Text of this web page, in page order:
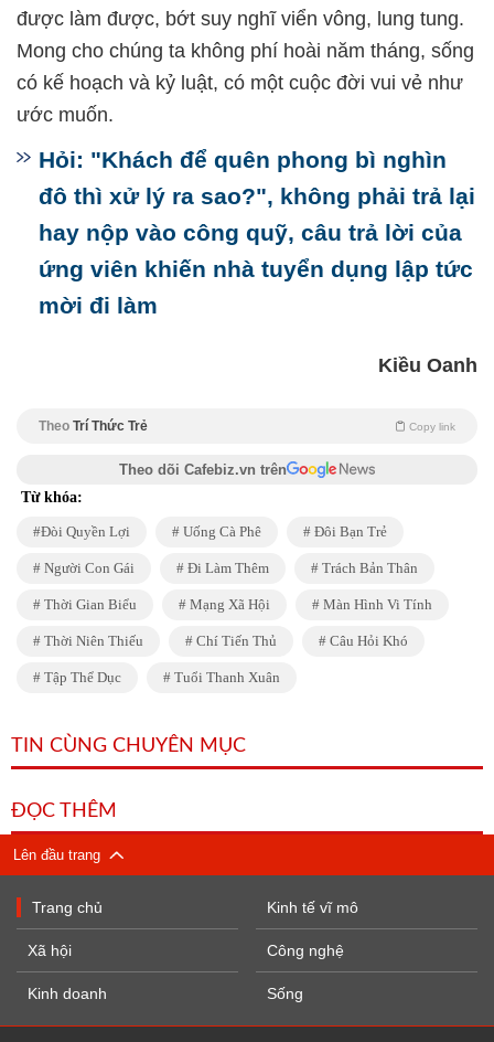
được làm được, bớt suy nghĩ viển vông, lung tung.
Mong cho chúng ta không phí hoài năm tháng, sống
có kế hoạch và kỷ luật, có một cuộc đời vui vẻ như
ước muốn.
Hỏi: "Khách để quên phong bì nghìn
đô thì xử lý ra sao?", không phải trả lại
hay nộp vào công quỹ, câu trả lời của
ứng viên khiến nhà tuyển dụng lập tức
mời đi làm
Kiều Oanh
Theo Trí Thức Trẻ Copy link
Theo dõi Cafebiz.vn trên
Từ khóa:
Đòi Quyền Lợi Uống Cà Phê Đôi Bạn Trẻ
Người Con Gái Đi Làm Thêm Trách Bản Thân
Thời Gian Biểu Mạng Xã Hội Màn Hình Vi Tính
Thời Niên Thiếu Chí Tiến Thủ Câu Hỏi Khó
Tập Thể Dục Tuổi Thanh Xuân
TIN CÙNG CHUYÊN MỤC
ĐỌC THÊM
Lên đầu trang
Trang chủ
Xã hội
Kinh doanh
Kinh tế vĩ mô
Công nghệ
Sống